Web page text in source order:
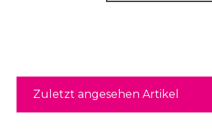
Zuletzt angesehen Artikel